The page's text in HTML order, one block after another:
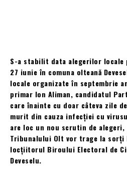
S-a stabilit data alegerilor locale
27 iunie în comuna olteană
locale organizate în septembrie
primar Ion Aliman, candidatul
care înainte cu doar câteva zile
murit din cauza infecţiei cu
are loc un nou scrutin de
Tribunalului Olt vor trage la sorţi
locţiitorul Biroului Electoral de
Deveselu.